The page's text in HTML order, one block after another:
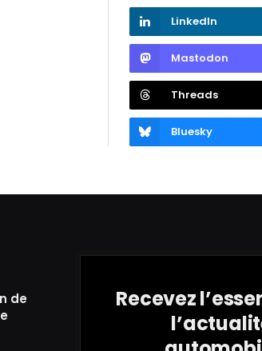
LinkedIn
Mastodon
Threads
Bluesky
de
Recevez